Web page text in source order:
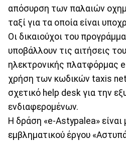
απόσυρση των παλαιών
ταξί για τα οποία είναι
Οι δικαιούχοι του
υποβάλλουν τις αιτήσεις
ηλεκτρονικής πλατφόρμας
χρήση των κωδικών taxis
σχετικό help desk για την
ενδιαφερομένων.
Η δράση «e-Astypalea» είναι
εμβληματικού έργου